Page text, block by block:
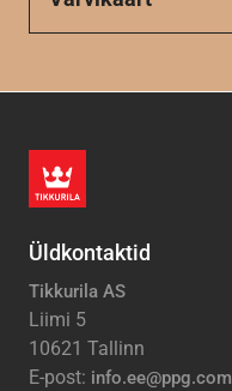
Üldkontaktid
Tikkurila AS
Liimi 5
10621 Tallinn
E-post: info.ee@ppg.com